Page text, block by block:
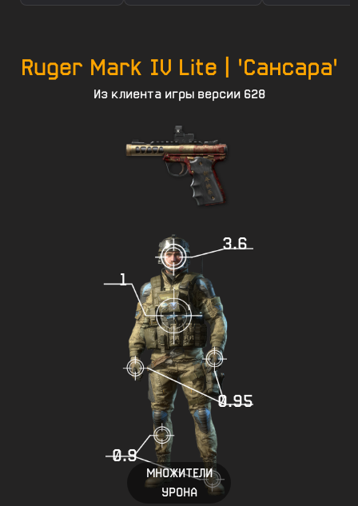
Ruger Mark IV Lite | 'Сансара'
Из клиента игры версии 628
3.6
1
0.95
0.9
МНОЖИТЕЛИ
УРОНА